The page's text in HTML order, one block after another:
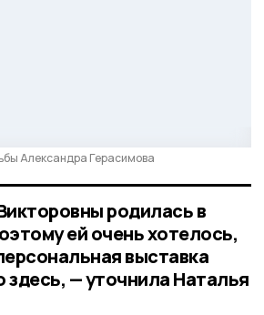
Александра Герасимова
родилась в
ей очень хотелось,
выставка
— уточнила Наталья